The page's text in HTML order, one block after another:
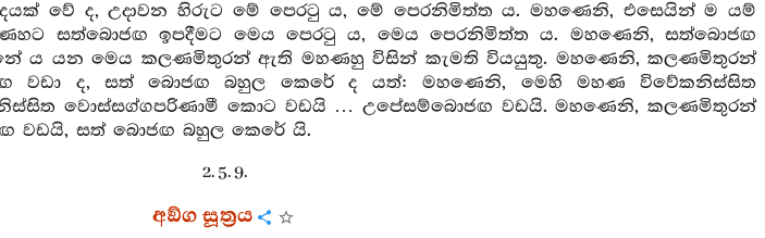
වේ ද, උදාවන හිරුට මේ පෙරටු ය, මේ පෙරනිමිත්ත ය. මහණෙනි, එසෙයින් ම යම්
සත්බොජඟ ඉපදීමට මෙය පෙරටු ය, මෙය පෙරනිමිත්ත ය. මහණෙනි, සත්බොජඟ
ය යන මෙය කලණමිතුරන් ඇති මහණහු විසින් කැමති වියයුතු. මහණෙනි, කලණමිතුරන්
ද, සත් බොජඟ බහුල කෙරේ ද යත්: මහණෙනි, මෙහි මහණ විවේකනිස්සිත
වොස්සග්ගපරිණාමී කොට වඩයි … උපේසම්බොජඟ වඩයි. මහණෙනි, කලණමිතුරන්
වඩයි, සත් බොජඟ බහුල කෙරේ යි.
2. 5. 9.
අඞ්ග සූත්‍රය